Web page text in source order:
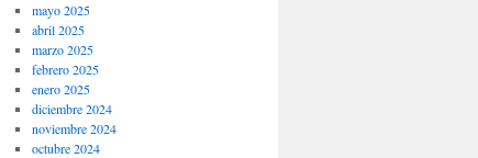
mayo 2025
abril 2025
marzo 2025
febrero 2025
enero 2025
diciembre 2024
noviembre 2024
octubre 2024